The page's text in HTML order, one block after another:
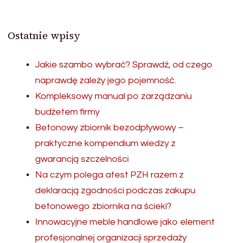
Ostatnie wpisy
Jakie szambo wybrać? Sprawdź, od czego
naprawdę zależy jego pojemność.
Kompleksowy manual po zarządzaniu
budżetem firmy
Betonowy zbiornik bezodpływowy –
praktyczne kompendium wiedzy z
gwarancją szczelności
Na czym polega atest PZH razem z
deklaracją zgodności podczas zakupu
betonowego zbiornika na ścieki?
Innowacyjne meble handlowe jako element
profesjonalnej organizacji sprzedaży